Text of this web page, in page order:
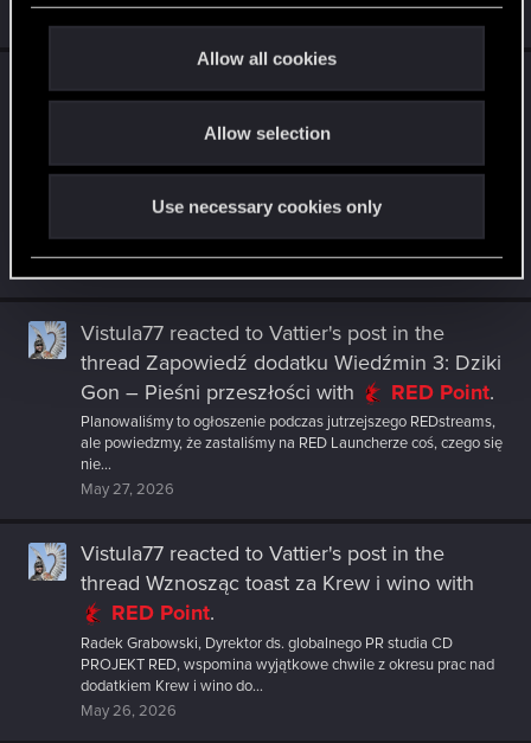
Allow all cookies
Allow selection
Use necessary cookies only
dodatku Wiedźmin 3: Krew i Wino!
RED Point.
Toussaint, kraina wina i miłości 🍷 Zapraszamy już 28 maja o
godzinie 17:00 na wyjątkowy jubileuszowy stream poświęcony
dodatkowi...
Vistula77 reacted to Vattier's post in the
thread Zapowiedź dodatku Wiedźmin 3: Dziki
Gon – Pieśni przeszłości with RED Point.
Planowaliśmy to ogłoszenie podczas jutrzejszego REDstreams,
ale powiedzmy, że zastaliśmy na RED Launcherze coś, czego się
nie...
May 27, 2026
Vistula77 reacted to Vattier's post in the
thread Wznosząc toast za Krew i wino with
RED Point.
Radek Grabowski, Dyrektor ds. globalnego PR studia CD
PROJEKT RED, wspomina wyjątkowe chwile z okresu prac nad
dodatkiem Krew i wino do...
May 26, 2026